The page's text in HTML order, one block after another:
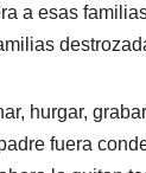
a esas
hurgar,
fuera